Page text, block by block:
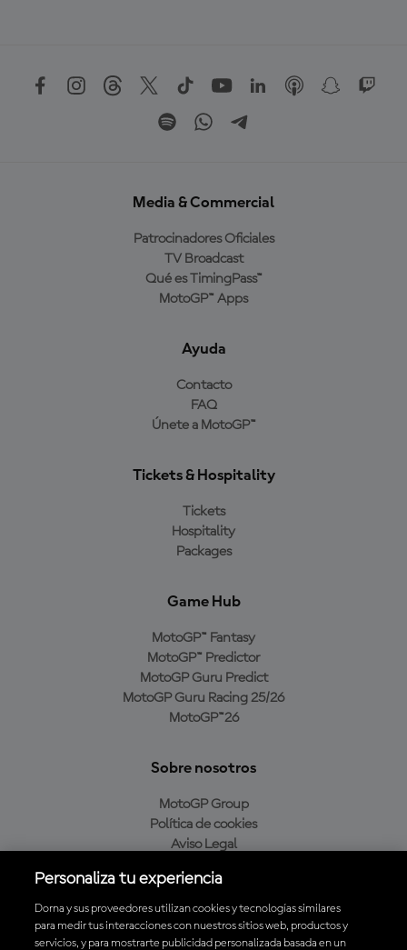
Media & Commercial
Patrocinadores Oficiales
TV Broadcast
Qué es TimingPass™
MotoGP™ Apps
Ayuda
Contacto
FAQ
Únete a MotoGP™
Tickets & Hospitality
Tickets
Hospitality
Packages
Game Hub
MotoGP™ Fantasy
MotoGP™ Predictor
MotoGP Guru Predict
MotoGP Guru Racing 25/26
MotoGP™26
Sobre nosotros
MotoGP Group
Política de cookies
Aviso Legal
Política de compra
Personaliza tu experiencia
Dorna y sus proveedores utilizan cookies y tecnologías similares
para medir tus interacciones con nuestros sitios web, productos y
servicios, y para mostrarte publicidad personalizada basada en un